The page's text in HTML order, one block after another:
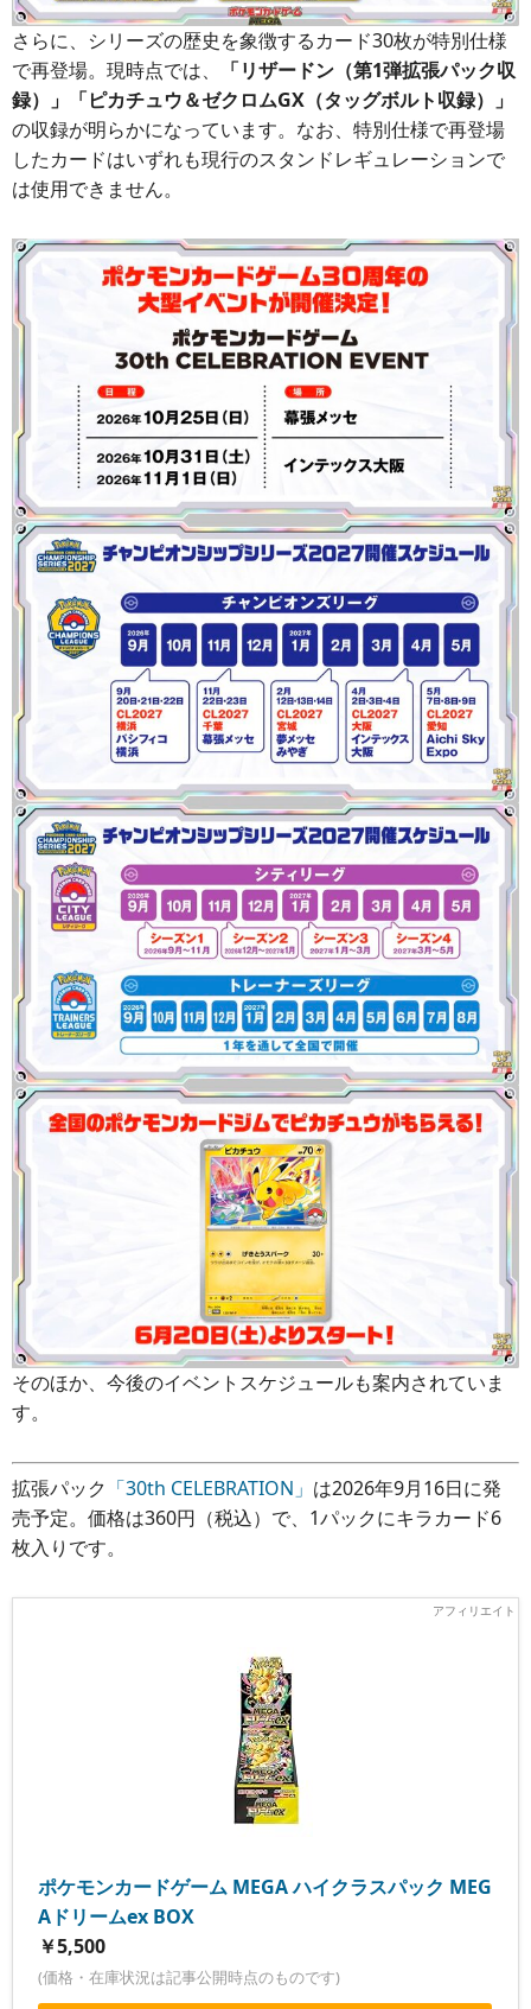
さらに、シリーズの歴史を象徴するカード30枚が特別仕様
で再登場。現時点では、
「リザードン（第1弾拡張パック収
録）」「ピカチュウ＆ゼクロムGX（タッグボルト収録）」
の収録が明らかになっています。なお、特別仕様で再登場
したカードはいずれも現行のスタンドレギュレーションで
は使用できません。
そのほか、今後のイベントスケジュールも案内されていま
す。
拡張パック 「30th CELEBRATION」 は2026年9月16日に発
売予定。価格は360円（税込）で、1パックにキラカード6
枚入りです。
ポケモンカードゲーム MEGA ハイクラスパック MEG
Aドリームex BOX
￥5,500
(価格・在庫状況は記事公開時点のものです)